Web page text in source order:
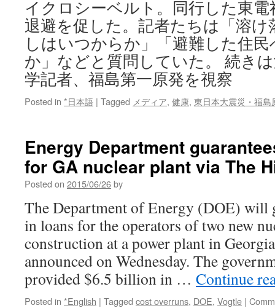
28
日
に
市
民
講
座
via
下
聞
イクロシーベルト。同行した東
退避を促した。記者たちは「溶
しはいつからか」「避難した住
か」などと質問していた。 続き
学記者、福島第一原発を視察
Posted in *日本語 | Tagged メディア, 健康, 東日本大震災・福島
Energy Department
for GA nuclear plant via The
Posted on 2015/06/26by
The Department of Energy (DOE) will
in loans for the operators of two new
construction at a power plant in
announced on Wednesday. The
provided $6.5 billion in … Continue
Posted in *English | Tagged cost overruns, DOE, Vogtle |